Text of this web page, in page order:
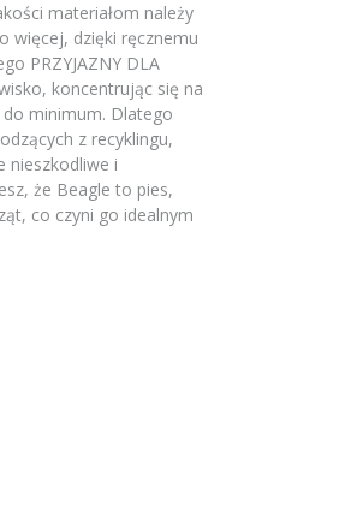
materiałom należy
więcej, dzięki ręcznemu
PRZYJAZNY DLA
koncentrując się na
minimum. Dlatego
z recyklingu,
nieszkodliwe i
że Beagle to pies,
co czyni go idealnym